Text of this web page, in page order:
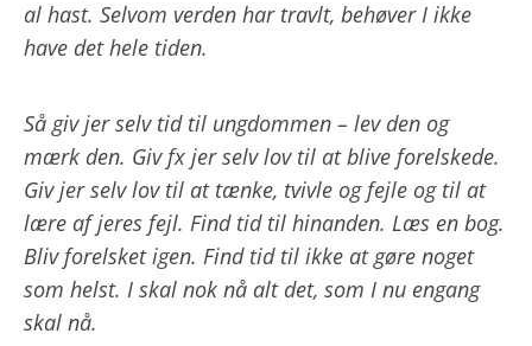
al hast. Selvom verden har travlt, behøver I ikke
have det hele tiden.
Så giv jer selv tid til ungdommen – lev den og
mærk den. Giv fx jer selv lov til at blive forelskede.
Giv jer selv lov til at tænke, tvivle og fejle og til at
lære af jeres fejl. Find tid til hinanden. Læs en bog.
Bliv forelsket igen. Find tid til ikke at gøre noget
som helst. I skal nok nå alt det, som I nu engang
skal nå.